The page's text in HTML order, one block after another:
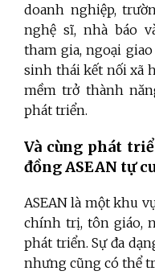
doanh nghiệp,
nghệ sĩ, nhà báo
tham gia, ngoại
sinh thái kết nối xã
mềm trở thành
phát triển.
Và cùng phát
đồng ASEAN tự
ASEAN là một khu
chính trị, tôn giáo,
phát triển. Sự đa
nhưng cũng có thể